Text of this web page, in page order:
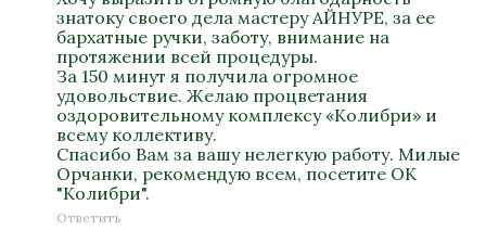
знатоку своего дела мастеру АЙНУРЕ, за ее
бархатные ручки, заботу, внимание на
протяжении всей процедуры.
За 150 минут я получила огромное
удовольствие. Желаю процветания
оздоровительному комплексу «Колибри» и
всему коллективу.
Спасибо Вам за вашу нелегкую работу. Милые
Орчанки, рекомендую всем, посетите ОК
"Колибри".
Ответить